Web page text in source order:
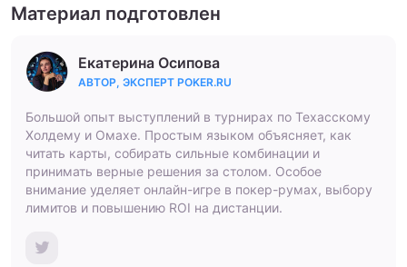
Материал подготовлен
Екатерина Осипова
АВТОР, ЭКСПЕРТ POKER.RU
Большой опыт выступлений в турнирах по Техасскому
Холдему и Омахе. Простым языком объясняет, как
читать карты, собирать сильные комбинации и
принимать верные решения за столом. Особое
внимание уделяет онлайн-игре в покер-румах, выбору
лимитов и повышению ROI на дистанции.